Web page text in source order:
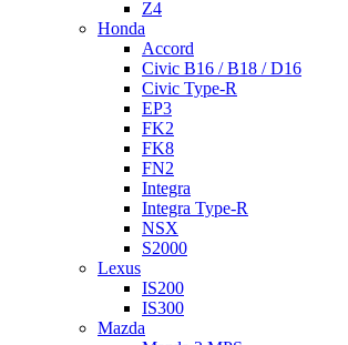
Z4
Honda
Accord
Civic B16 / B18 / D16
Civic Type-R
EP3
FK2
FK8
FN2
Integra
Integra Type-R
NSX
S2000
Lexus
IS200
IS300
Mazda